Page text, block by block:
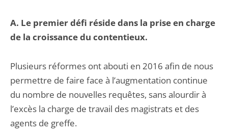
A. Le premier défi réside dans la prise en charge
de la croissance du contentieux.
Plusieurs réformes ont abouti en 2016 afin de nous
permettre de faire face à l’augmentation continue
du nombre de nouvelles requêtes, sans alourdir à
l’excès la charge de travail des magistrats et des
agents de greffe.